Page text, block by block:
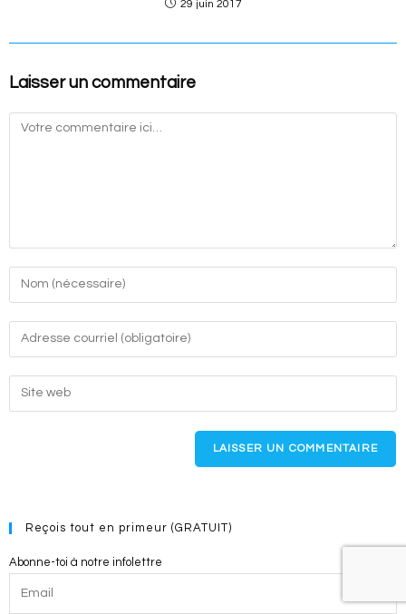
29 juin 2017
Laisser un commentaire
Commentaire
your
name
comment
Enter
your
email
address
Enter
your
Reçois tout en primeur (GRATUIT)
Abonne-toi à notre infolettre